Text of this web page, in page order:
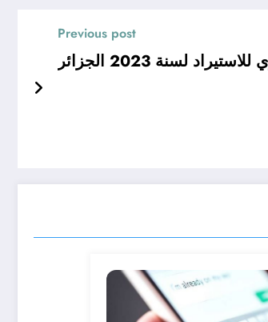
Previous post
لسنة 2023 الجزائر